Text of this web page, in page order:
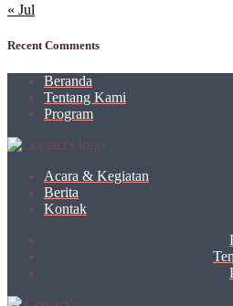
« Jul
Recent Comments
Beranda
Tentang Kami
Program
Acara & Kegiatan
Berita
Kontak